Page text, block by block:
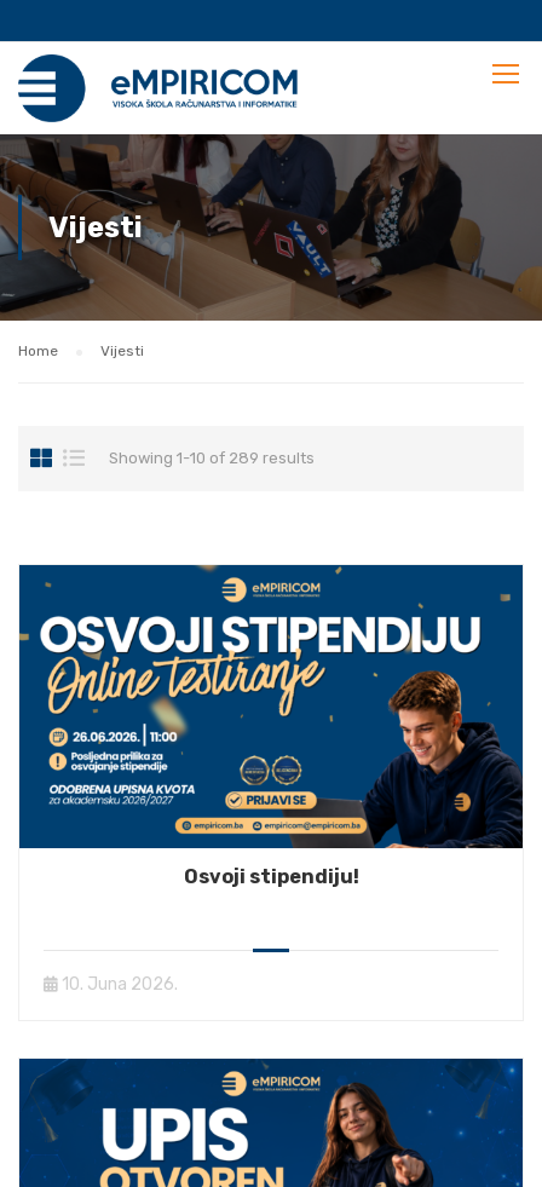
Vijesti
Home Vijesti
Showing 1-10 of 289 results
Osvoji stipendiju!
10. Juna 2026.